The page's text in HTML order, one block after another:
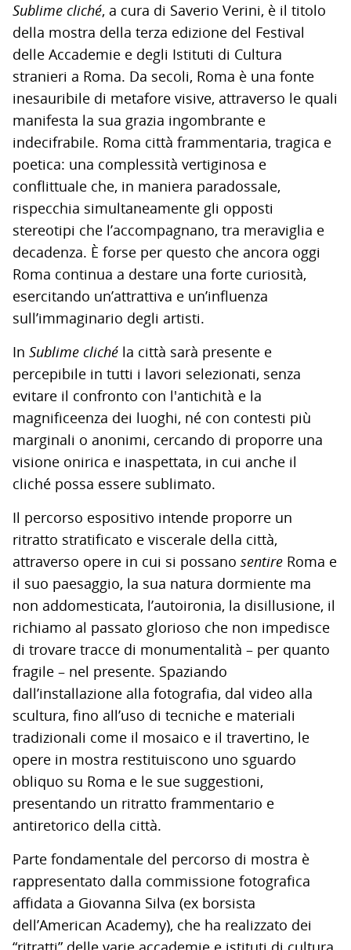
Sublime cliché, a cura di Saverio Verini, è il titolo
della mostra della terza edizione del Festival
delle Accademie e degli Istituti di Cultura
stranieri a Roma. Da secoli, Roma è una fonte
inesauribile di metafore visive, attraverso le quali
manifesta la sua grazia ingombrante e
indecifrabile. Roma città frammentaria, tragica e
poetica: una complessità vertiginosa e
conflittuale che, in maniera paradossale,
rispecchia simultaneamente gli opposti
stereotipi che l’accompagnano, tra meraviglia e
decadenza. È forse per questo che ancora oggi
Roma continua a destare una forte curiosità,
esercitando un’attrattiva e un’influenza
sull’immaginario degli artisti.
In Sublime cliché la città sarà presente e
percepibile in tutti i lavori selezionati, senza
evitare il confronto con l'antichità e la
magnificeenza dei luoghi, né con contesti più
marginali o anonimi, cercando di proporre una
visione onirica e inaspettata, in cui anche il
cliché possa essere sublimato.
Il percorso espositivo intende proporre un
ritratto stratificato e viscerale della città,
attraverso opere in cui si possano sentire Roma e
il suo paesaggio, la sua natura dormiente ma
non addomesticata, l’autoironia, la disillusione, il
richiamo al passato glorioso che non impedisce
di trovare tracce di monumentalità – per quanto
fragile – nel presente. Spaziando
dall’installazione alla fotografia, dal video alla
scultura, fino all’uso di tecniche e materiali
tradizionali come il mosaico e il travertino, le
opere in mostra restituiscono uno sguardo
obliquo su Roma e le sue suggestioni,
presentando un ritratto frammentario e
antiretorico della città.
Parte fondamentale del percorso di mostra è
rappresentato dalla commissione fotografica
affidata a Giovanna Silva (ex borsista
dell’American Academy), che ha realizzato dei